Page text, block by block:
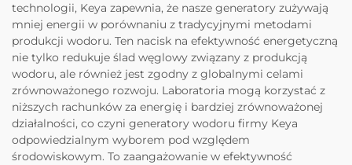
technologii, Keya zapewnia, że nasze generatory zużywają
mniej energii w porównaniu z tradycyjnymi metodami
produkcji wodoru. Ten nacisk na efektywność energetyczną
nie tylko redukuje ślad węglowy związany z produkcją
wodoru, ale również jest zgodny z globalnymi celami
zrównoważonego rozwoju. Laboratoria mogą korzystać z
niższych rachunków za energię i bardziej zrównoważonej
działalności, co czyni generatory wodoru firmy Keya
odpowiedzialnym wyborem pod względem
środowiskowym. To zaangażowanie w efektywność